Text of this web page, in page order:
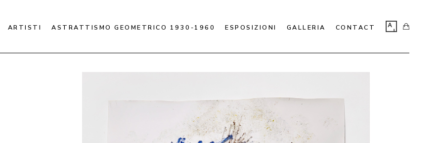
ARTISTI ASTRATTISMO GEOMETRICO 1930-1960 ESPOSIZIONI GALLERIA CONTACT